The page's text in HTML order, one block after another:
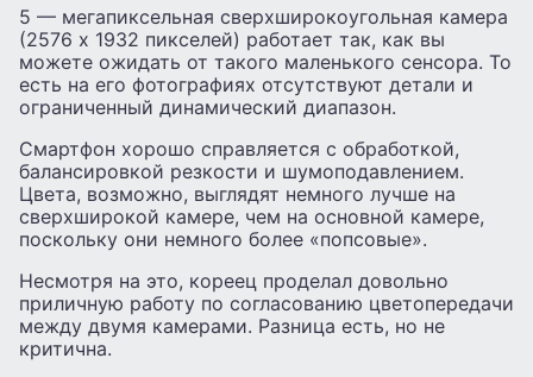
5 — мегапиксельная сверхширокоугольная камера
(2576 x 1932 пикселей) работает так, как вы
можете ожидать от такого маленького сенсора. То
есть на его фотографиях отсутствуют детали и
ограниченный динамический диапазон.
Смартфон хорошо справляется с обработкой,
балансировкой резкости и шумоподавлением.
Цвета, возможно, выглядят немного лучше на
сверхширокой камере, чем на основной камере,
поскольку они немного более «попсовые».
Несмотря на это, кореец проделал довольно
приличную работу по согласованию цветопередачи
между двумя камерами. Разница есть, но не
критична.